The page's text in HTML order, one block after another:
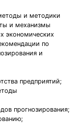
и методики
и механизмы
экономических
по
и
предприятий;
прогнозирования;